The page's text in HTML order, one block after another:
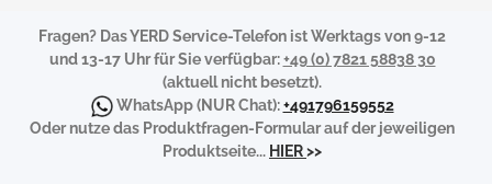
Fragen? Das YERD Service-Telefon ist Werktags von 9-12
und 13-17 Uhr für Sie verfügbar:+49 (0) 7821 58838 30
(aktuell nicht besetzt).
WhatsApp(NUR Chat):+491796159552
Oder nutze das Produktfragen-Formular auf der jeweiligen
Produktseite... HIER>>